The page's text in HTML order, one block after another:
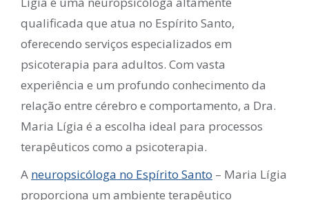
qualificada que atua no Espírito Santo,
oferecendo serviços especializados em
psicoterapia para adultos. Com vasta
experiência e um profundo conhecimento da
relação entre cérebro e comportamento, a Dra.
Maria Lígia é a escolha ideal para processos
terapêuticos como a psicoterapia.
A neuropsicóloga no Espírito Santo – Maria Lígia
proporciona um ambiente terapêutico